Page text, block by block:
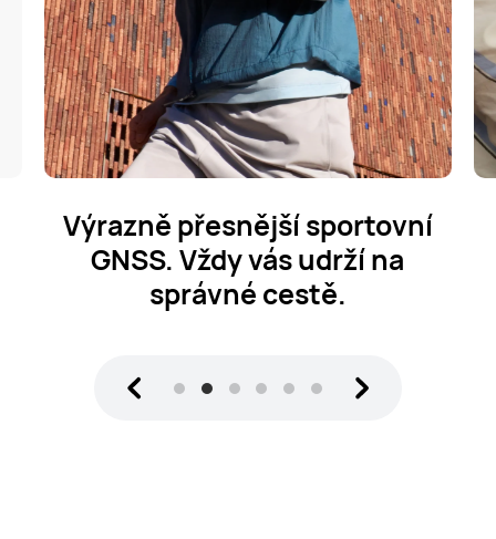
Výrazně přesnější sportovní
GNSS.Vždy vás udrží na
správné cestě.